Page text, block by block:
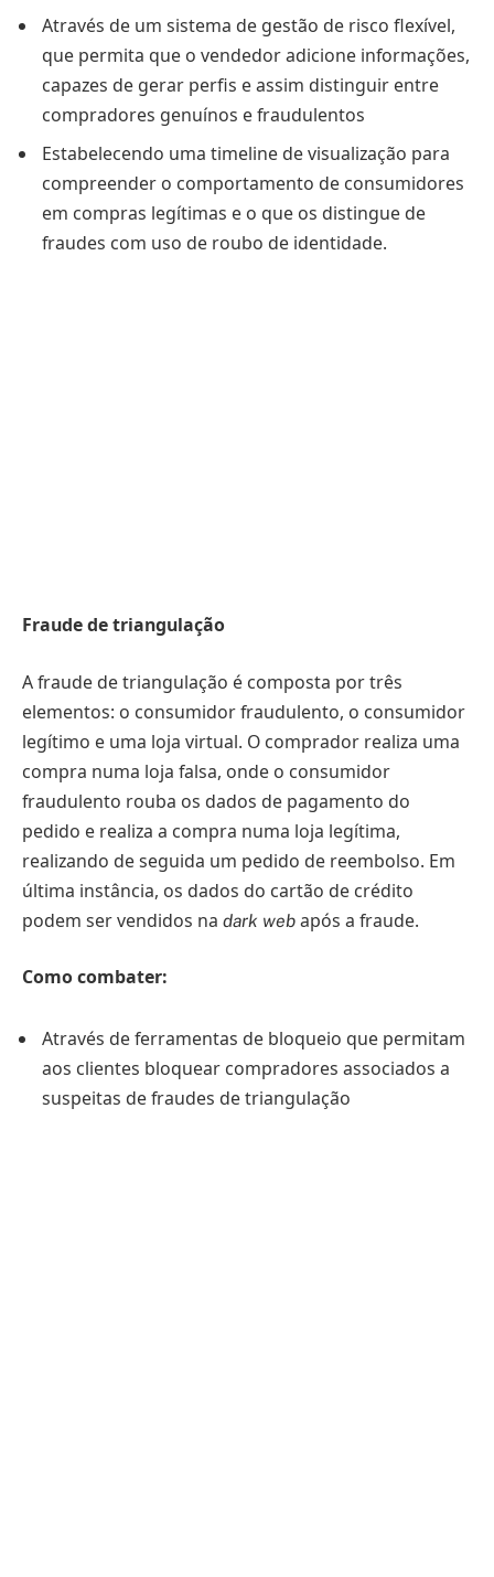
Através de um sistema de gestão de risco flexível,
que permita que o vendedor adicione informações,
capazes de gerar perfis e assim distinguir entre
compradores genuínos e fraudulentos
Estabelecendo uma timeline de visualização para
compreender o comportamento de consumidores
em compras legítimas e o que os distingue de
fraudes com uso de roubo de identidade.
Fraude de triangulação
A fraude de triangulação é composta por três
elementos: o consumidor fraudulento, o consumidor
legítimo e uma loja virtual. O comprador realiza uma
compra numa loja falsa, onde o consumidor
fraudulento rouba os dados de pagamento do
pedido e realiza a compra numa loja legítima,
realizando de seguida um pedido de reembolso. Em
última instância, os dados do cartão de crédito
podem ser vendidos na dark web após a fraude.
Como combater:
Através de ferramentas de bloqueio que permitam
aos clientes bloquear compradores associados a
suspeitas de fraudes de triangulação